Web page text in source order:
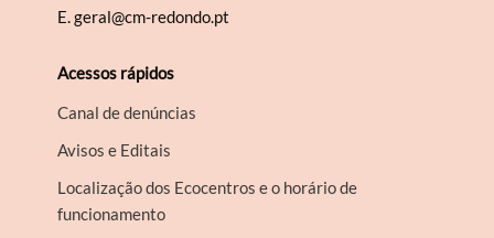
E.geral@cm-redondo.pt
Acessos rápidos
Canal de denúncias
Avisos e Editais
Localização dos Ecocentros e o horário de
funcionamento